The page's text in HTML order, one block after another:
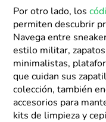
Por otro lado, los
permiten descubrir
Navega entre
estilo militar,
minimalistas,
que cuidan sus
colección, también
accesorios para
kits de limpieza y